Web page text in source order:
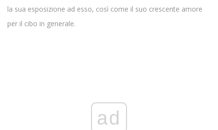
la sua esposizione ad esso, così come il suo crescente amore
per il cibo in generale.
ad